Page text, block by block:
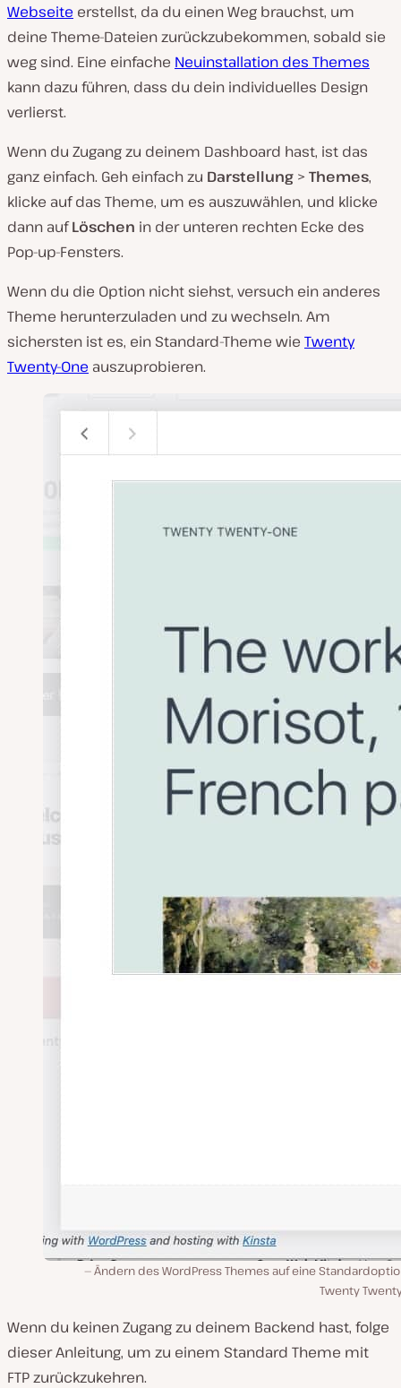
Webseite erstellst, da du einen Weg brauchst, um
deine Theme-Dateien zurückzubekommen, sobald sie
weg sind. Eine einfache Neuinstallation des Themes
kann dazu führen, dass du dein individuelles Design
verlierst.
Wenn du Zugang zu deinem Dashboard hast, ist das
ganz einfach. Geh einfach zu Darstellung >Themes,
klicke auf das Theme, um es auszuwählen, und klicke
dann aufLöschen in der unteren rechten Ecke des
Pop-up-Fensters.
Wenn du die Option nicht siehst, versuch ein anderes
Theme herunterzuladen und zu wechseln. Am
sichersten ist es, ein Standard-Theme wie Twenty
Twenty-One auszuprobieren.
Ändern des WordPress Themes auf eine
Twenty
Wenn du keinen Zugang zu deinem Backend hast, folge
dieser Anleitung, um zu einem Standard Theme mit
FTP zurückzukehren.